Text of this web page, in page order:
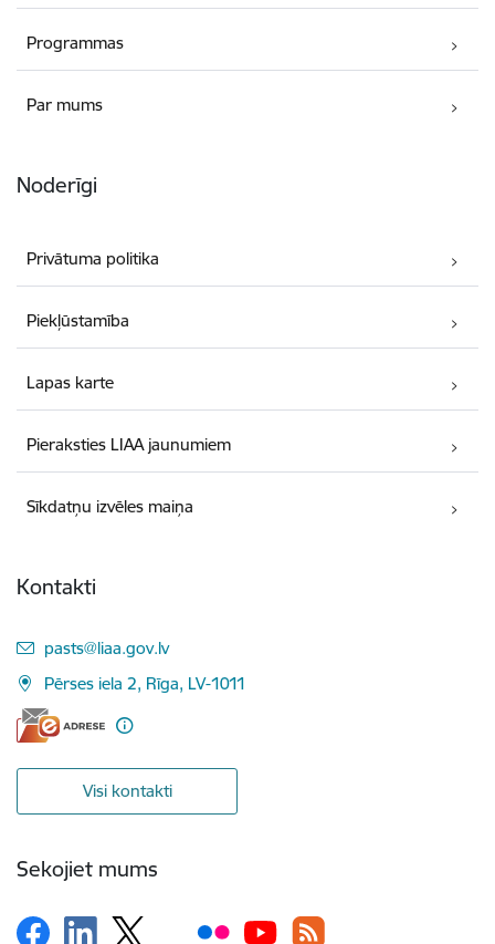
Programmas
Par mums
Noderīgi
Privātuma politika
Piekļūstamība
Lapas karte
Pieraksties LIAA jaunumiem
Sīkdatņu izvēles maiņa
Kontakti
E-pasts:
pasts@liaa.gov.lv
Pērses iela 2, Rīga, LV-1011
Visi kontakti
Sekojiet mums